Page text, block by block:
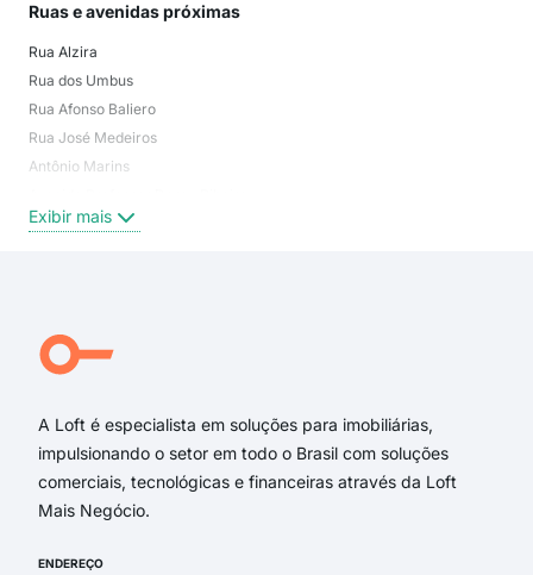
Ruas e avenidas próximas
Rua Alzira
Rua dos Umbus
Rua Afonso Baliero
Rua José Medeiros
Antônio Marins
Rua Ruy Braga
Rua José Zolvino Coutinho
Avenida Antônio Marins
Exibir mais
A Loft é especialista em soluções para imobiliárias,
impulsionando o setor em todo o Brasil com soluções
comerciais, tecnológicas e financeiras através da Loft
Mais Negócio.
ENDEREÇO